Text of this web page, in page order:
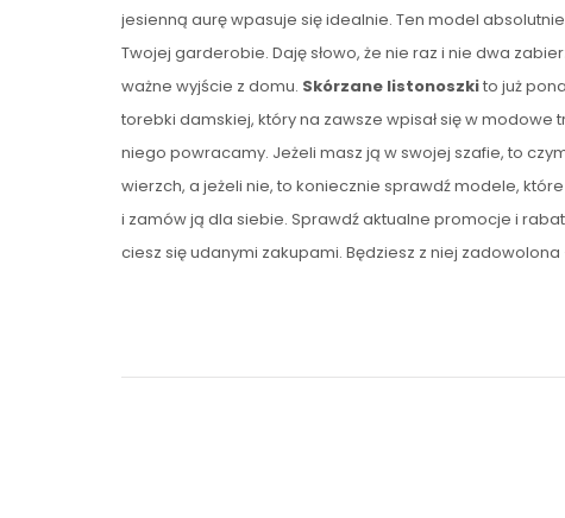
jesienną aurę wpasuje się idealnie. Ten model
Twojej garderobie. Daję słowo, że nie raz i nie dwa
ważne wyjście z domu. Skórzane listonoszkito już
torebki damskiej, który na zawsze wpisał się w modowe
niego powracamy. Jeżeli masz ją w swojej szafie, to
wierzch, a jeżeli nie, to koniecznie sprawdź modele,
i zamów ją dla siebie. Sprawdź aktualne promocje i
ciesz się udanymi zakupami. Będziesz z niej